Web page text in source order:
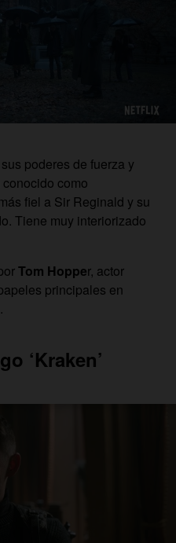
poderes de fuerza y
como
fiel a Sir Reginald y su
Tiene muy interiorizado
Tom Hopper, actor
principales en
‘Kraken’